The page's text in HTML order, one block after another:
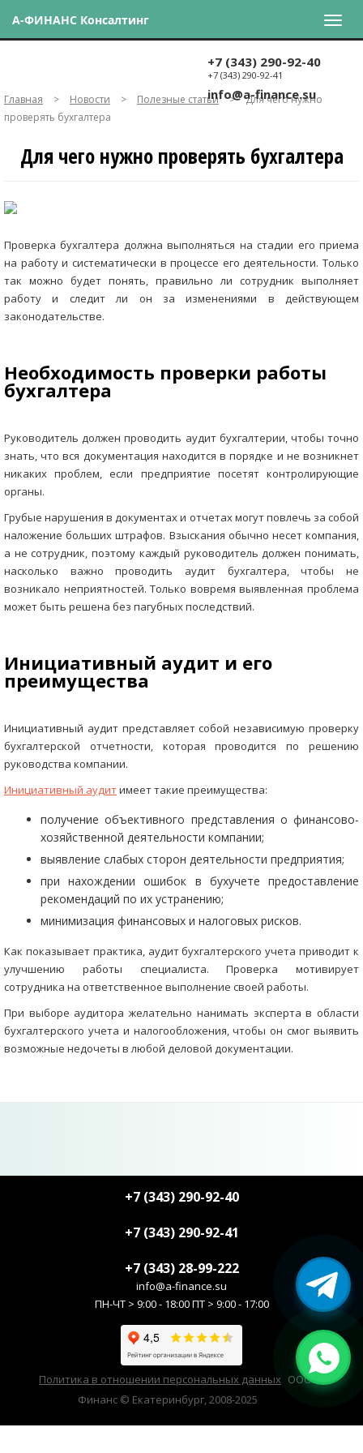
А-ФИНАНС Консалтинг
+7 (343) 290-92-40
+7 (343) 290-92-41
info@a-finance.su
Главная > Новости > Полезные статьи >
Для чего нужно
проверять бухгалтера
Для чего нужно проверять бухгалтера
Проверка бухгалтера должна выполняться на стадии его приема
на работу и систематически в процессе его деятельности. Только
так можно будет понять, правильно ли сотрудник выполняет
работу и следит ли он за изменениями в действующем
законодательстве.
Необходимость проверки работы
бухгалтера
Руководитель должен проводить аудит бухгалтерии, чтобы точно
знать, что вся документация находится в порядке и не возникнет
никаких проблем, если предприятие посетят контролирующие
органы.
Грубые нарушения в документах и отчетах могут повлечь за собой
наложение больших штрафов. Взыскания обычно несет компания,
а не сотрудник, поэтому каждый руководитель должен понимать,
насколько важно проводить аудит бухгалтера, чтобы не
возникало неприятностей. Только вовремя выявленная проблема
может быть решена без пагубных последствий.
Инициативный аудит и его
преимущества
Инициативный аудит представляет собой независимую проверку
бухгалтерской отчетности, которая проводится по решению
руководства компании.
Инициативный аудитимеет такие преимущества:
получение объективного представления о финансово-
хозяйственной деятельности компании;
выявление слабых сторон деятельности предприятия;
при нахождении ошибок в бухучете предоставление
рекомендаций по их устранению;
минимизация финансовых и налоговых рисков.
Как показывает практика, аудит бухгалтерского учета приводит к
улучшению работы специалиста. Проверка мотивирует
сотрудника на ответственное выполнение своей работы.
При выборе аудитора желательно нанимать эксперта в области
бухгалтерского учета и налогообложения, чтобы он смог выявить
возможные недочеты в любой деловой документации.
+7 (343) 290-92-40
+7 (343) 290-92-41
+7 (343) 28-99-222
info@a-finance.su
ПН-ЧТ > 9:00 - 18:00 ПТ > 9:00 - 17:00
Политика в отношении персональных данных ООО А-
Финанс © Екатеринбург, 2008-2025